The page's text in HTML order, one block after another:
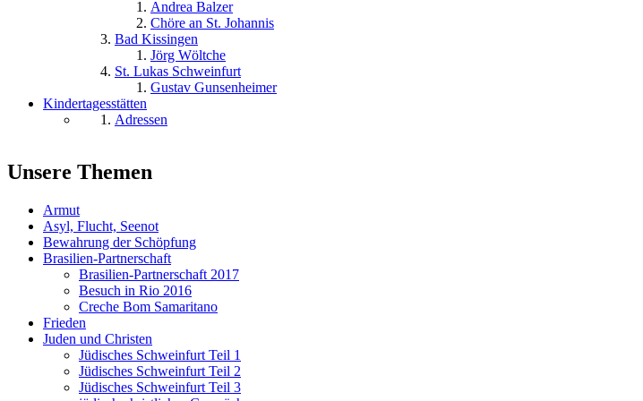
Andrea Balzer
Chöre an St. Johannis
Bad Kissingen
Jörg Wöltche
St. Lukas Schweinfurt
Gustav Gunsenheimer
Kindertagesstätten
Adressen
Unsere Themen
Armut
Asyl, Flucht, Seenot
Bewahrung der Schöpfung
Brasilien-Partnerschaft
Brasilien-Partnerschaft 2017
Besuch in Rio 2016
Creche Bom Samaritano
Frieden
Juden und Christen
Jüdisches Schweinfurt Teil 1
Jüdisches Schweinfurt Teil 2
Jüdisches Schweinfurt Teil 3